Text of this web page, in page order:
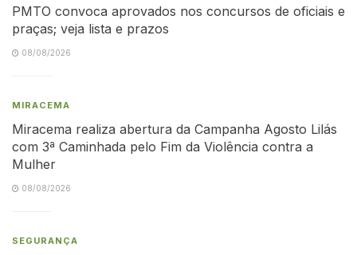
PMTO convoca aprovados nos concursos de oficiais e
praças; veja lista e prazos
08/08/2026
MIRACEMA
Miracema realiza abertura da Campanha Agosto Lilás
com 3ª Caminhada pelo Fim da Violência contra a
Mulher
08/08/2026
SEGURANÇA